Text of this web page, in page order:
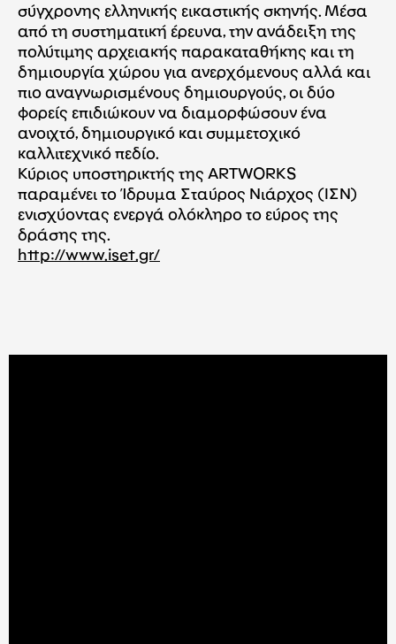
σύγχρονης ελληνικής εικαστικής σκηνής. Μέσα
από τη συστηματική έρευνα, την ανάδειξη της
πολύτιμης αρχειακής παρακαταθήκης και τη
δημιουργία χώρου για ανερχόμενους αλλά και
πιο αναγνωρισμένους δημιουργούς, οι δύο
φορείς επιδιώκουν να διαμορφώσουν ένα
ανοιχτό, δημιουργικό και συμμετοχικό
καλλιτεχνικό πεδίο.
Κύριος υποστηρικτής της ARTWORKS
παραμένει το Ίδρυμα Σταύρος Νιάρχος (ΙΣΝ)
ενισχύοντας ενεργά ολόκληρο το εύρος της
δράσης της.
http://www.iset.gr/